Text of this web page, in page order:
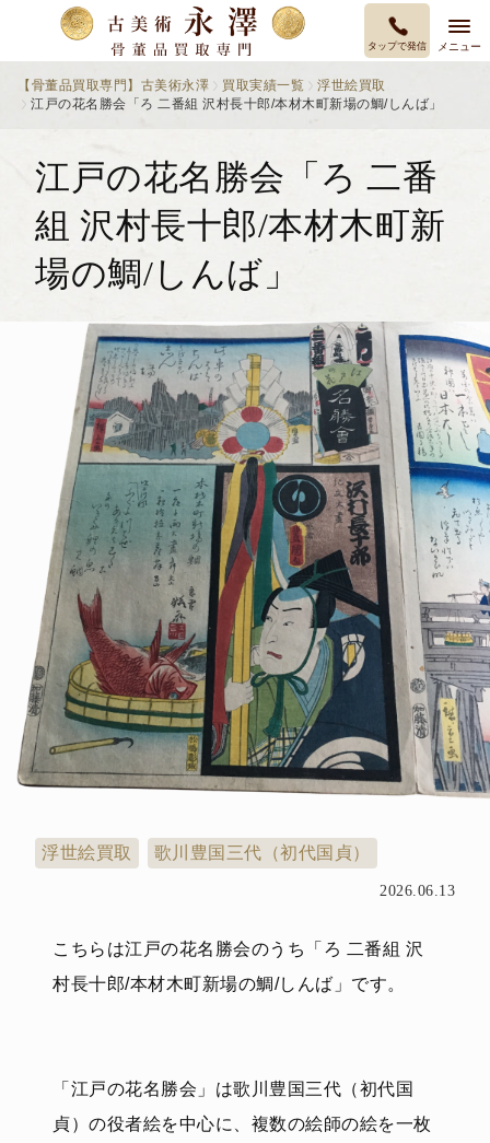
タップで発信 メニュー
【骨董品買取専門】古美術永澤 買取実績一覧
浮世絵買取
江戸の花名勝会「ろ 二番組 沢村長十郎/本材木町新場の鯛/しんば」
江戸の花名勝会「ろ 二番
組 沢村長十郎/本材木町新
場の鯛/しんば」
浮世絵買取 歌川豊国三代（初代国貞）
2026.06.13
こちらは江戸の花名勝会のうち「ろ 二番組 沢
村長十郎/本材木町新場の鯛/しんば」です。
「江戸の花名勝会」は歌川豊国三代（初代国
貞）の役者絵を中心に、複数の絵師の絵を一枚